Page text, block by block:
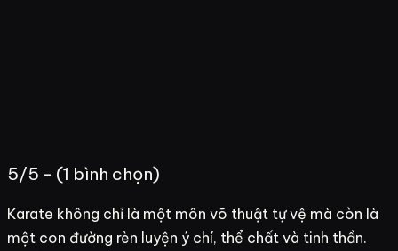
5/5 - (1 bình chọn)
Karate không chỉ là một môn võ thuật tự vệ mà còn là
một con đường rèn luyện ý chí, thể chất và tinh thần.